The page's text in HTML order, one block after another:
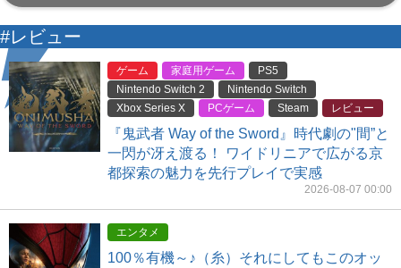
#レビュー
ゲーム 家庭用ゲーム
PS5
Nintendo Switch 2
Nintendo Switch
Xbox Series X
PCゲーム Steam レビュー
『鬼武者 Way of the Sword』時代劇の"間”と
一閃が冴え渡る！ ワイドリニアで広がる京
都探索の魅力を先行プレイで実感
2026-08-07 00:00
エンタメ
100％有機～♪（糸）それにしてもこのオッ